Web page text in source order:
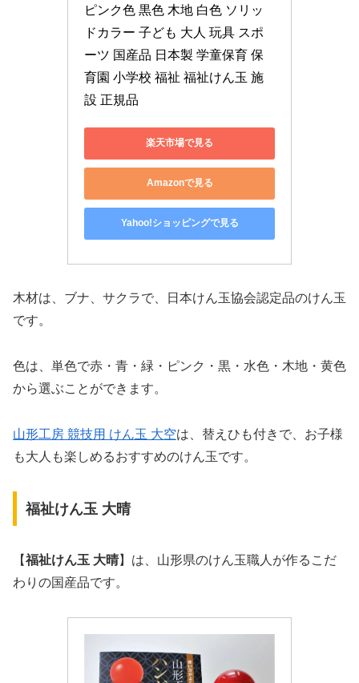
ピンク色 黒色 木地 白色 ソリッ
ドカラー 子ども 大人 玩具 スポ
ーツ 国産品 日本製 学童保育 保
育園 小学校 福祉 福祉けん玉 施
設 正規品
楽天市場で見る
Amazonで見る
Yahoo!ショッピングで見る
木材は、ブナ、サクラで、日本けん玉協会認定品のけん玉
です。
色は、単色で赤・青・緑・ピンク・黒・水色・木地・黄色
から選ぶことができます。
山形工房 競技用 けん玉 大空は、替えひも付きで、お子様
も大人も楽しめるおすすめのけん玉です。
福祉けん玉 大晴
【福祉けん玉 大晴】は、山形県のけん玉職人が作るこだ
わりの国産品です。